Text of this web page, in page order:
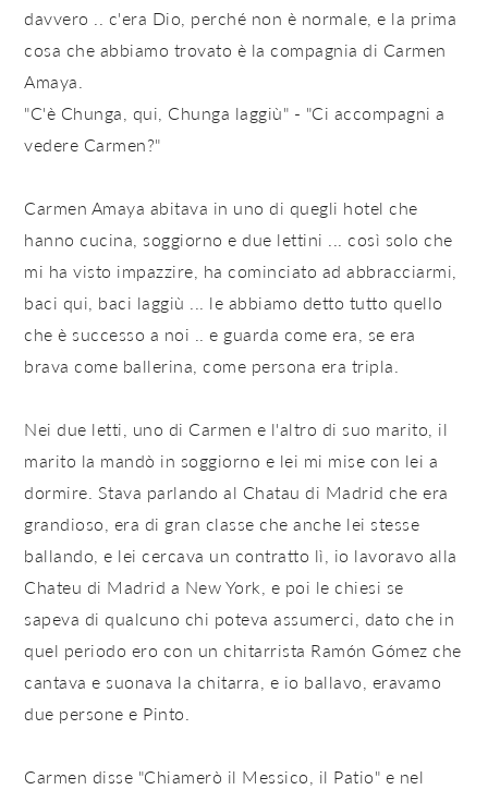
davvero .. c'era Dio, perché non è normale, e la prima
cosa che abbiamo trovato è la compagnia di Carmen
Amaya.
"C'è Chunga, qui, Chunga laggiù" - "Ci accompagni a
vedere Carmen?"
Carmen Amaya abitava in uno di quegli hotel che
hanno cucina, soggiorno e due lettini ... così solo che
mi ha visto impazzire, ha cominciato ad abbracciarmi,
baci qui, baci laggiù ... le abbiamo detto tutto quello
che è successo a noi .. e guarda come era, se era
brava come ballerina, come persona era tripla.
Nei due letti, uno di Carmen e l'altro di suo marito, il
marito la mandò in soggiorno e lei mi mise con lei a
dormire. Stava parlando al Chatau di Madrid che era
grandioso, era di gran classe che anche lei stesse
ballando, e lei cercava un contratto lì, io lavoravo alla
Chateu di Madrid a New York, e poi le chiesi se
sapeva di qualcuno chi poteva assumerci, dato che in
quel periodo ero con un chitarrista Ramón Gómez che
cantava e suonava la chitarra, e io ballavo, eravamo
due persone e Pinto.
Carmen disse "Chiamerò il Messico, il Patio" e nel